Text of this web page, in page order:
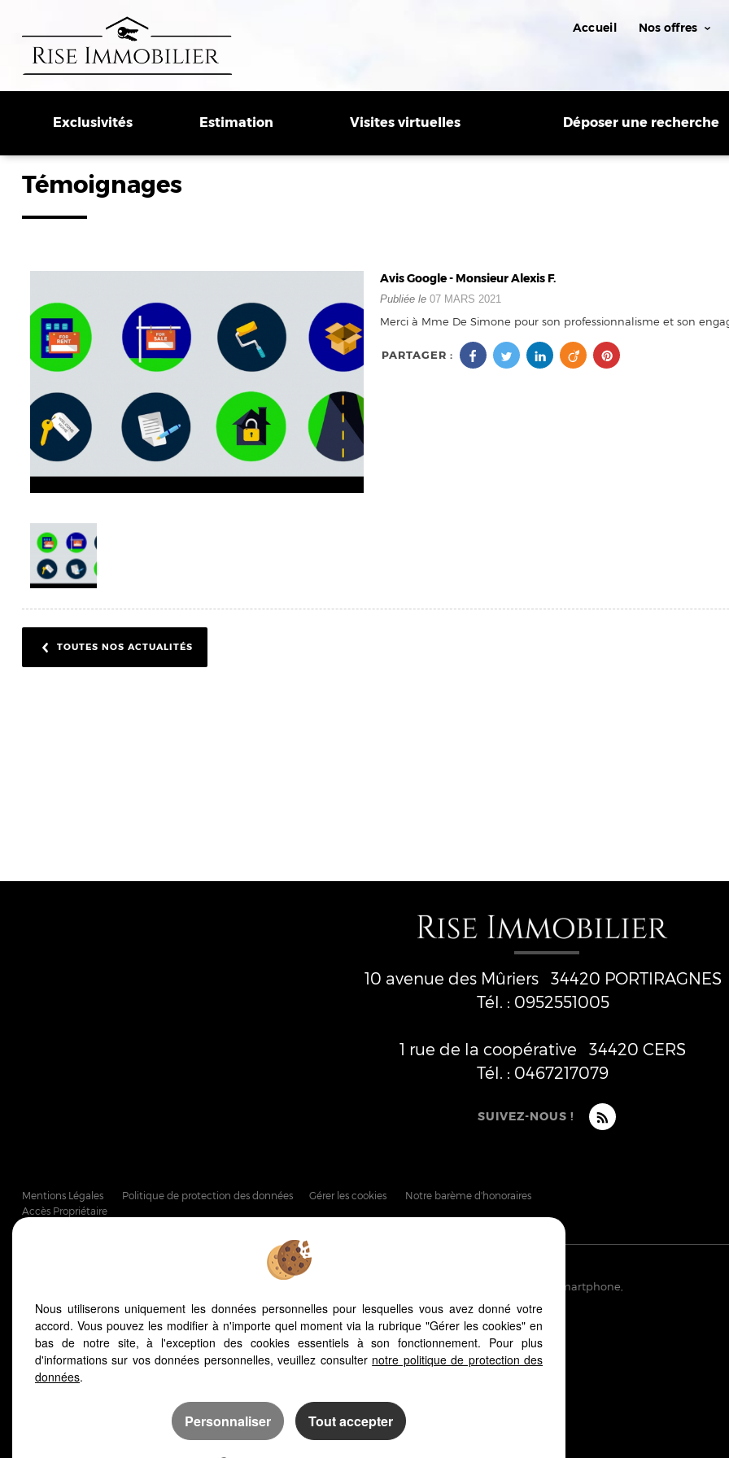
Accueil Nos offres
Exclusivités Estimation Visites virtuelles Déposer une recherche
Témoignages
Avis Google - Monsieur Alexis F.
Publiée le 07 MARS 2021
Merci à Mme De Simone pour son professionnalisme et son
PARTAGER :
TOUTES NOS ACTUALITÉS
10 avenue des Mûriers 34420 PORTIRAGNES
Tél. : 0952551005
1 rue de la coopérative
34420 CERS
Tél. : 0467217079
SUIVEZ-NOUS !
Mentions Légales Politique de protection des données Gérer les cookies
Notre barème d'honoraires
Accès Propriétaire
Afin de vous offrir un confort de lecture permanent, depuis votre PC, votre tablette ou votre smartphone,
notre site s'adapte automatiquement aux différents types d'écrans
Nous utiliserons uniquement les données personnelles pour lesquelles vous avez donné votre
accord. Vous pouvez les modifier à n'importe quel moment via la rubrique "Gérer les cookies" en
bas de notre site, à l'exception des cookies essentiels à son fonctionnement. Pour plus
d'informations sur vos données personnelles, veuillez consulter notre politique de protection des
données.
Personnaliser Tout accepter